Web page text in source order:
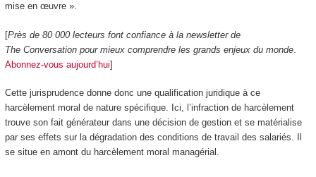
mise en œuvre ».
[Près de 80 000 lecteurs font confiance à la newsletter de
The Conversation pour mieux comprendre les grands enjeux du monde.
Abonnez-vous aujourd’hui]
Cette jurisprudence donne donc une qualification juridique à ce
harcèlement moral de nature spécifique. Ici, l’infraction de harcèlement
trouve son fait générateur dans une décision de gestion et se matérialise
par ses effets sur la dégradation des conditions de travail des salariés. Il
se situe en amont du harcèlement moral managérial.